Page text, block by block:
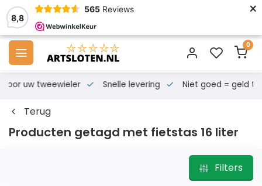
8,8
565 Reviews ×
0
voor uw tweewieler Snelle levering Niet goed = geld
Terug
Producten getagd met fietstas 16 liter
Filters